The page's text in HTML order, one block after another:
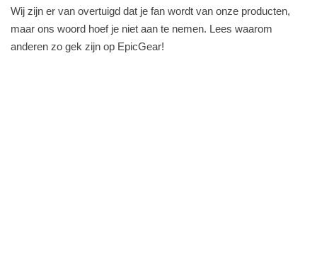
Wij zijn er van overtuigd dat je fan wordt van onze producten,
maar ons woord hoef je niet aan te nemen. Lees waarom
anderen zo gek zijn op EpicGear!